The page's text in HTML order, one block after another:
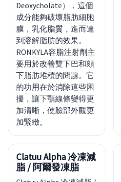
Deoxycholate），這個
成分能夠破壞脂肪細胞
膜，乳化脂質，進而達
到溶解脂肪的效果。
RONKYLA容脂注射劑主
要用於改善雙下巴和頦
下脂肪堆積的問題。它
的功用在於消除這些困
擾，讓下顎線條變得更
加清晰，使臉部外觀更
加緊緻。
Clatuu Alpha 冷凍減
脂 / 阿爾發凍脂